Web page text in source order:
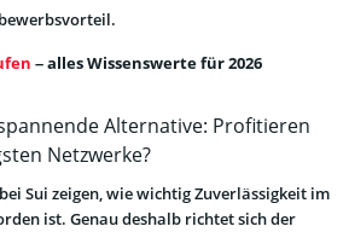
– alles Wissenswerte für 2026
Alternative: Profitieren
Netzwerke?
Sui zeigen, wie wichtig Zuverlässigkeit im
ist. Genau deshalb richtet sich der